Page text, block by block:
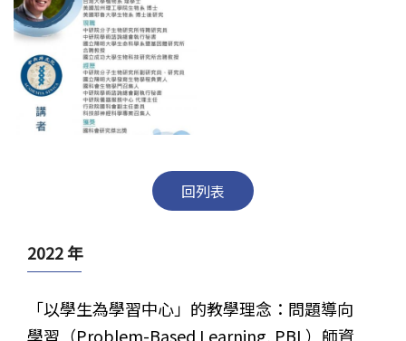
回列表
2022 年
「以學生為學習中心」的教學理念：問題導向
學習（Problem-Based Learning, PBL）師資